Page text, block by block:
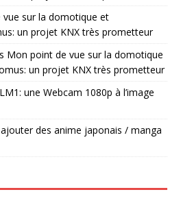
sur la domotique et
un projet KNX très prometteur
Mon point de vue sur la domotique
un projet KNX très prometteur
une Webcam 1080p à l’image
des anime japonais / manga